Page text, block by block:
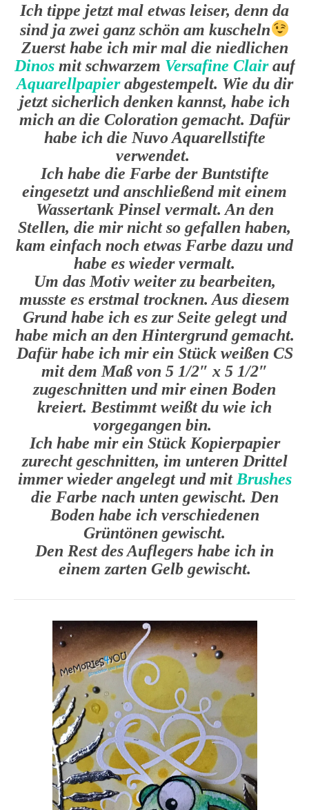
Ich tippe jetzt mal etwas leiser, denn da
sind ja zwei ganz schön am kuscheln
Zuerst habe ich mir mal die niedlichen
Dinosmit schwarzem Versafine Clairauf
Aquarellpapierabgestempelt. Wie du dir
jetzt sicherlich denken kannst, habe ich
mich an die Coloration gemacht. Dafür
habe ich die Nuvo Aquarellstifte
verwendet.
Ich habe die Farbe der Buntstifte
eingesetzt und anschließend mit einem
Wassertank Pinsel vermalt. An den
Stellen, die mir nicht so gefallen haben,
kam einfach noch etwas Farbe dazu und
habe es wieder vermalt.
Um das Motiv weiter zu bearbeiten,
musste es erstmal trocknen. Aus diesem
Grund habe ich es zur Seite gelegt und
habe mich an den Hintergrund gemacht.
Dafür habe ich mir ein Stück weißen CS
mit dem Maß von 5 1/2″ x 5 1/2″
zugeschnitten und mir einen Boden
kreiert. Bestimmt weißt du wie ich
vorgegangen bin.
Ich habe mir ein Stück Kopierpapier
zurecht geschnitten, im unteren Drittel
immer wieder angelegt und mit Brushes
die Farbe nach unten gewischt. Den
Boden habe ich verschiedenen
Grüntönen gewischt.
Den Rest des Auflegers habe ich in
einem zarten Gelb gewischt.